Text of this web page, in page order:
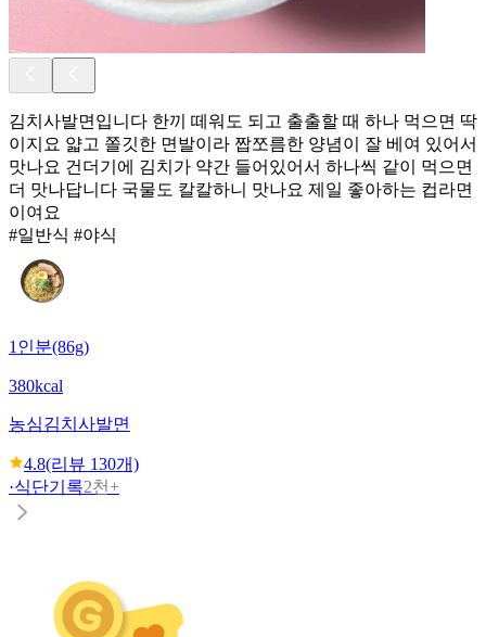
김치사발면입니다 한끼 떼워도 되고 출출할 때 하나 먹으면 딱
이지요 얇고 쫄깃한 면발이라 짭쪼름한 양념이 잘 베여 있어서
맛나요 건더기에 김치가 약간 들어있어서 하나씩 같이 먹으면
더 맛나답니다 국물도 칼칼하니 맛나요 제일 좋아하는 컵라면
이여요
#일반식 #야식
1인분(86g)
380kcal
농심김치사발면
4.8(리뷰 130개)
·식단기록2천+